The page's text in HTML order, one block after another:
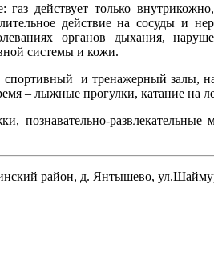
газ действует только
действие на сосуды и
органов дыхания,
системы и кожи.
спортивный и тренажерный залы,
– лыжные прогулки, катание на
познавательно-
район, д. Янтышево,